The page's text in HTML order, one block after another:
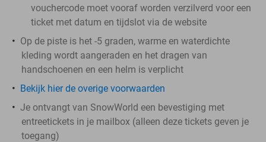
vouchercode moet vooraf worden verzilverd voor een
ticket met datum en tijdslot via de website
Op de piste is het -5 graden, warme en waterdichte
kleding wordt aangeraden en het dragen van
handschoenen en een helm is verplicht
Bekijk hier de overige voorwaarden
Je ontvangt van SnowWorld een bevestiging met
entreetickets in je mailbox (alleen deze tickets geven je
toegang)